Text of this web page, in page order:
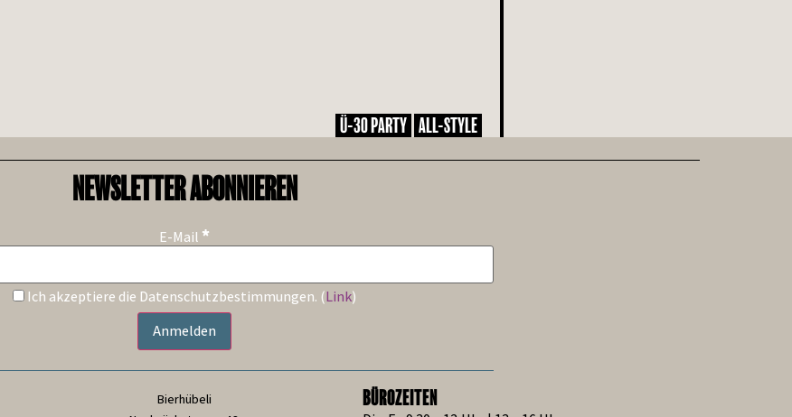
Ü-30 PARTY ALL-STYLE
NEWSLETTER ABONNIEREN
E-Mail *
Ich akzeptiere die Datenschutzbestimmungen. (Link)
Bierhübeli
BÜROZEITEN